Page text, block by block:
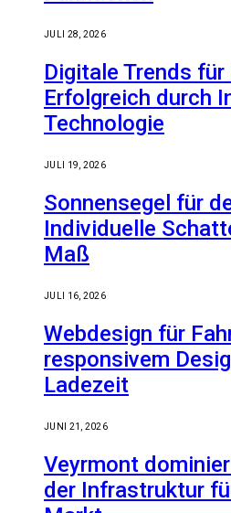
JULI 28, 2026
Digitale Trends
Erfolgreich durch
Technologie
JULI 19, 2026
Sonnensegel für
Individuelle
Maß
JULI 16, 2026
Webdesign für
responsivem
Ladezeit
JUNI 21, 2026
Veyrmont
der Infrastruktur